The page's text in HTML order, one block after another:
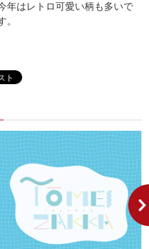
年はレトロ可愛い柄も多いで
。